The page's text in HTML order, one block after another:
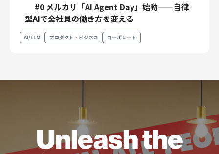
#0 メルカリ「AI Agent Day」始動——自律
型AIで全社員の働き方を変える
AI/LLM プロダクト・ビジネス コーポレート
Unleash the